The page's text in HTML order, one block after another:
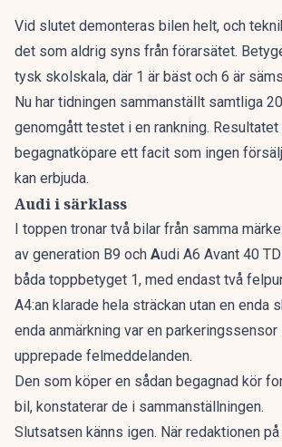
Vid slutet demonteras bilen helt, och
det som aldrig syns från förarsätet.
tysk skolskala, där 1 är bäst och 6 är
Nu har tidningen sammanställt samtliga
genomgått testet i en rankning. Resultatet
begagnatköpare ett facit som ingen
kan erbjuda.
Audi i särklass
I toppen tronar två bilar från samma
av generation B9 och Audi A6 Avant 40
båda toppbetyget 1, med endast två
A4:an klarade hela sträckan utan en enda
enda anmärkning var en
upprepade felmeddelanden.
Den som köper en sådan begagnad kör
bil, konstaterar de i sammanställningen.
Slutsatsen känns igen. När redaktionen